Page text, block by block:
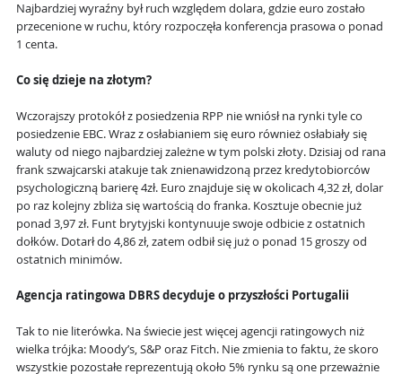
Najbardziej wyraźny był ruch względem dolara, gdzie euro zostało
przecenione w ruchu, który rozpoczęła konferencja prasowa o ponad
1 centa.
Co się dzieje na złotym?
Wczorajszy protokół z posiedzenia RPP nie wniósł na rynki tyle co
posiedzenie EBC. Wraz z osłabianiem się euro również osłabiały się
waluty od niego najbardziej zależne w tym polski złoty. Dzisiaj od rana
frank szwajcarski atakuje tak znienawidzoną przez kredytobiorców
psychologiczną barierę 4zł. Euro znajduje się w okolicach 4,32 zł, dolar
po raz kolejny zbliża się wartością do franka. Kosztuje obecnie już
ponad 3,97 zł. Funt brytyjski kontynuuje swoje odbicie z ostatnich
dołków. Dotarł do 4,86 zł, zatem odbił się już o ponad 15 groszy od
ostatnich minimów.
Agencja ratingowa DBRS decyduje o przyszłości Portugalii
Tak to nie literówka. Na świecie jest więcej agencji ratingowych niż
wielka trójka: Moody’s, S&P oraz Fitch. Nie zmienia to faktu, że skoro
wszystkie pozostałe reprezentują około 5% rynku są one przeważnie